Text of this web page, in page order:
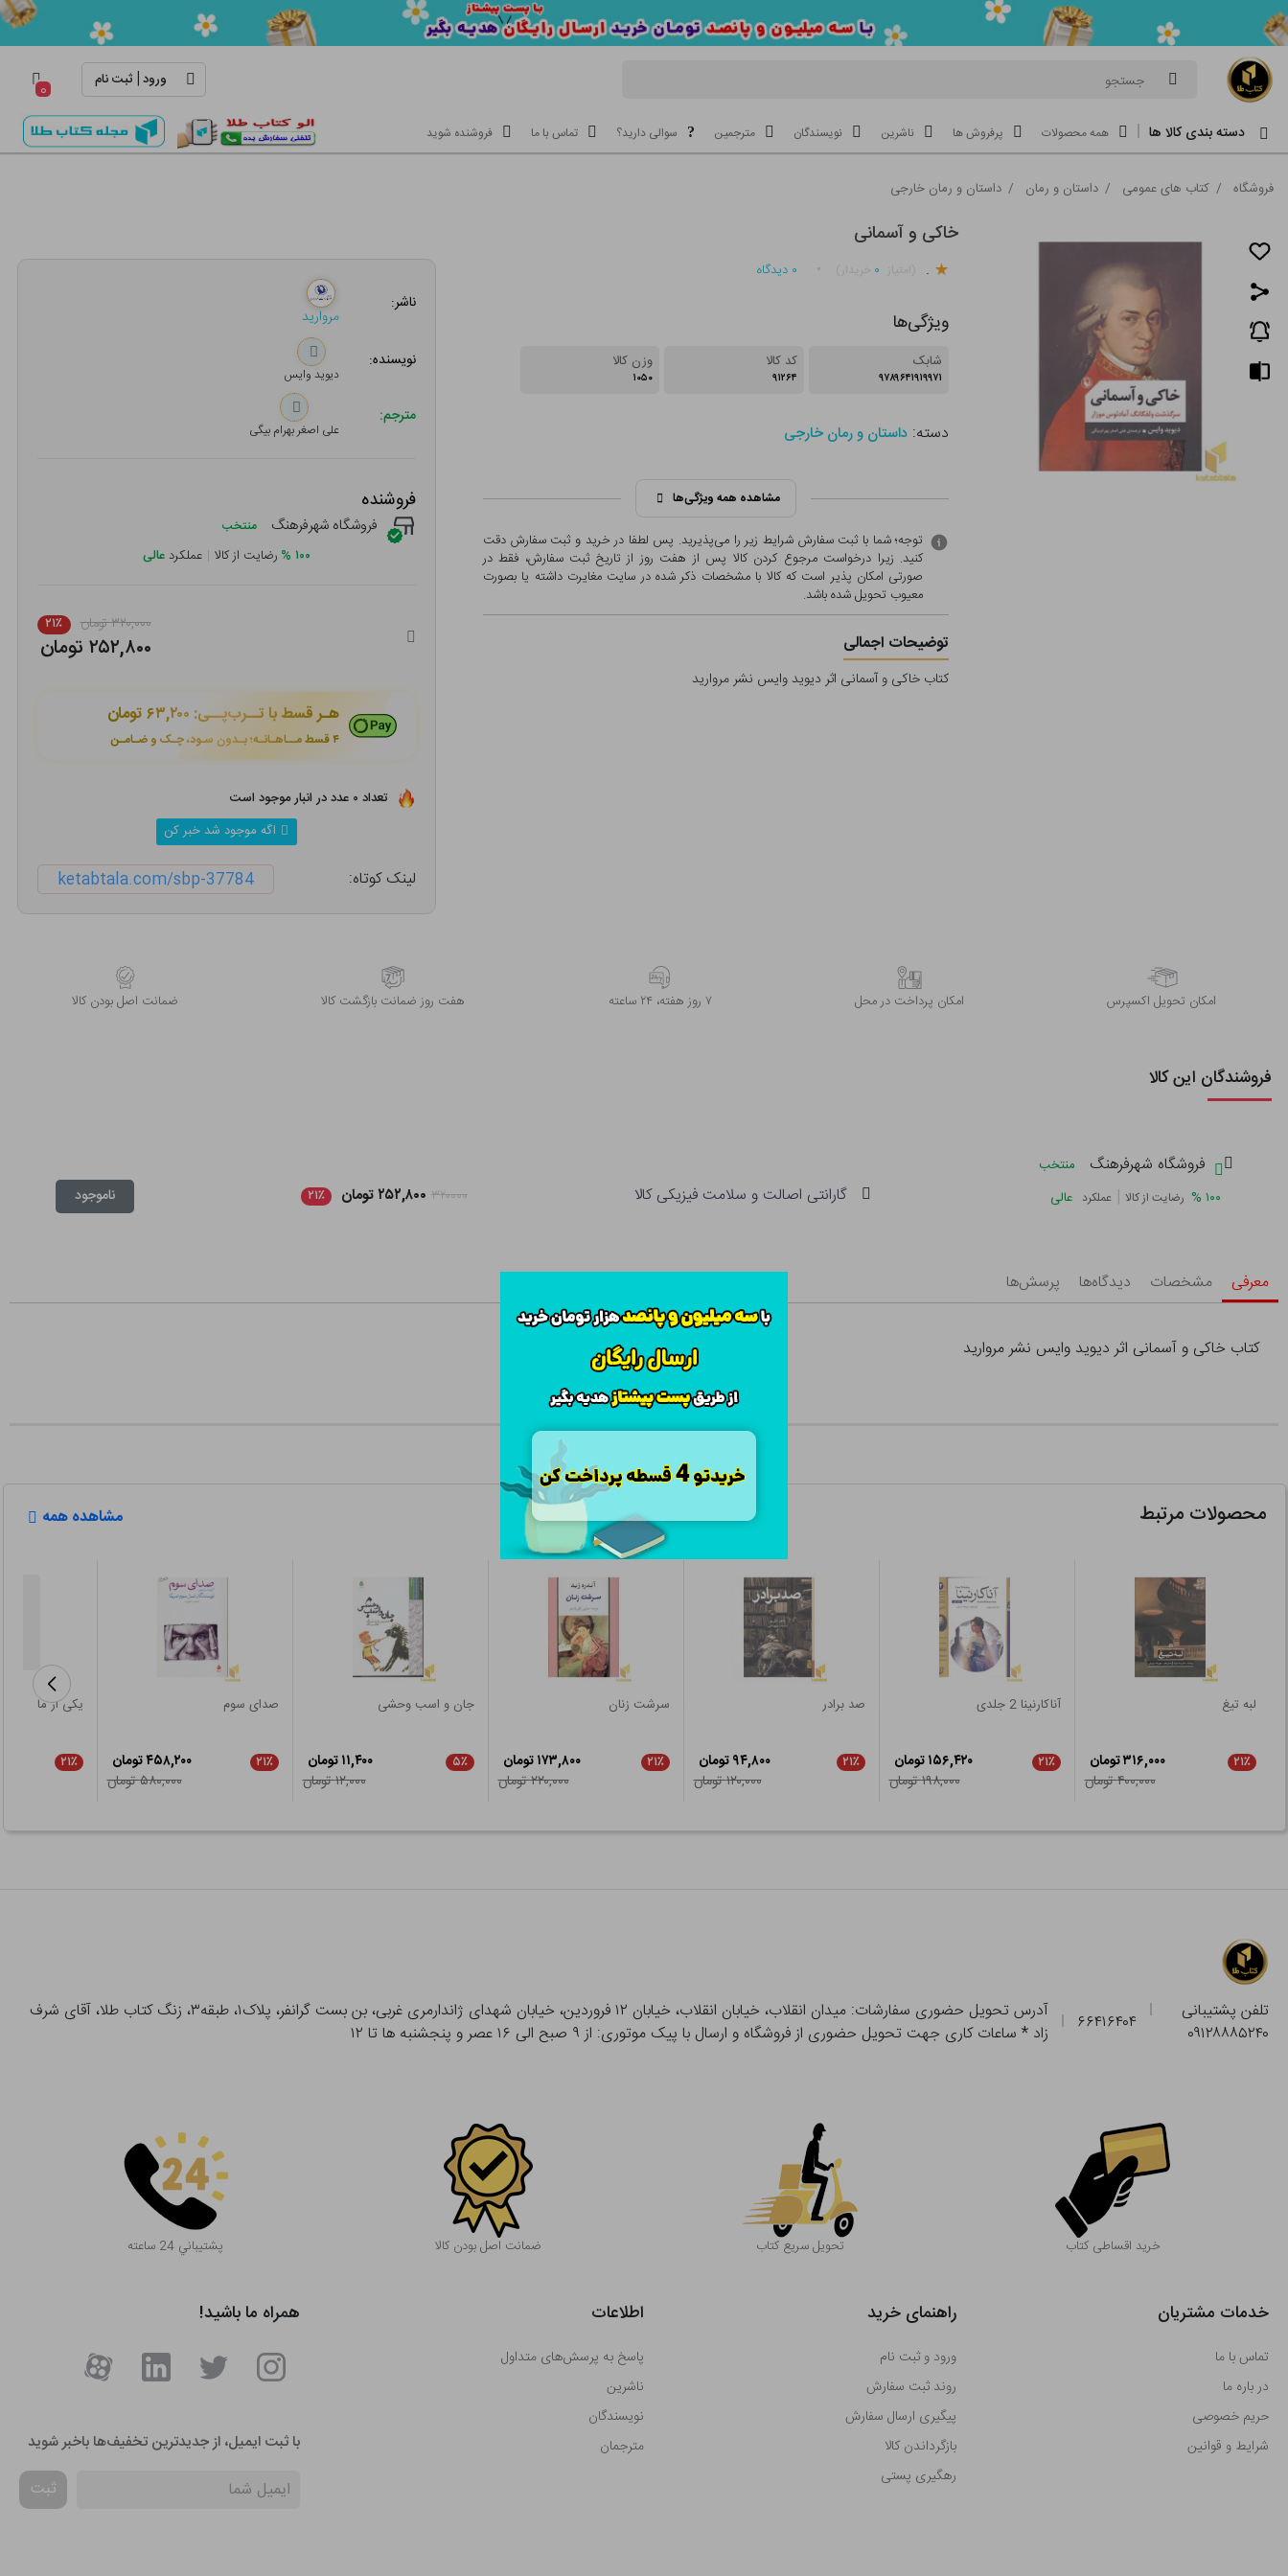
جستجو ورود| ثبت نام ۰
دسته بندی کالا ها همه محصولات پرفروش ها ناشرین نویسندگان مترجمین سوالی دارید؟ تماس با ما فروشنده شوید
فروشگاه / کتاب های عمومی / داستان و رمان / داستان و رمان خارجی
خاکی و آسمانی
. ۰ ۰ دیدگاه
ویژگی‌ها
شابک
۹۷۸۹۶۴۱۹۱۹۹۷۱
کد کالا
۹۱۲۶۴
وزن کالا
۱۰۵۰
دسته: داستان و رمان خارجی
مشاهده همه ویژگی‌ها
توجه؛ شما با ثبت سفارش شرایط زیر را می‌پذیرید. پس لطفا در خرید و ثبت سفارش دقت
کنید. زیرا درخواست مرجوع کردن کالا پس از هفت روز از تاریخ ثبت سفارش، فقط در
صورتی امکان پذیر است که کالا با مشخصات ذکر شده در سایت مغایرت داشته یا بصورت
معيوب تحویل شده باشد.
توضیحات اجمالی
کتاب خاکی و آسمانی اثر دیوید وایس نشر مروارید
ناشر:
مروارید
نویسنده:
دیوید وایس
مترجم:
علی اصغر بهرام بیگی
فروشنده
فروشگاه شهرفرهنگ منتخب
۱۰۰ % رضایت از کالا | عملکرد عالی
۳۲۰,۰۰۰ تومان ۲۱٪
۲۵۲,۸۰۰ تومان
هـر قسط با تــرب‌پــی: ۶۳,۲۰۰ تومان
۴ قسط مــاهـانـه؛ بـدون سـود، چـک و ضـامـن
تعداد ۰ عدد در انبار موجود است
اگه موجود شد خبر کن
لینک کوتاه: ketabtala.com/sbp-37784
اﻣﮑﺎن ﺗﺤﻮﯾﻞ اﮐﺴﭙﺮس امکان پرداخت در محل ۷ روز ﻫﻔﺘﻪ، ۲۴ ﺳﺎﻋﺘﻪ هفت روز ضمانت بازگشت کالا ﺿﻤﺎﻧﺖ اﺻﻞ ﺑﻮدن ﮐﺎﻟﺎ
فروشندگان این کالا
فروشگاه شهرفرهنگ
منتخب
۱۰۰ % رضایت از کالا | عملکرد عالی گارانتی اصالت و سلامت فیزیکی کالا ۳۲۰۰۰۰ ۲۵۲,۸۰۰ تومان ۲۱٪ ناموجود
معرفی مشخصات دیدگاه‌ها پرسش‌ها
کتاب خاکی و آسمانی اثر دیوید وایس نشر مروارید
محصولات مرتبط مشاهده همه
لبه تیغ
۲۱٪
۳۱۶,۰۰۰ تومان
۴۰۰,۰۰۰ تومان
آناکارنینا 2 جلدی
۲۱٪
۱۵۶,۴۲۰ تومان
۱۹۸,۰۰۰ تومان
صد برادر
۲۱٪
۹۴,۸۰۰ تومان
۱۲۰,۰۰۰ تومان
سرشت زنان
۲۱٪
۱۷۳,۸۰۰ تومان
۲۲۰,۰۰۰ تومان
جان و اسب وحشی
۵٪
۱۱,۴۰۰ تومان
۱۲,۰۰۰ تومان
صدای سوم
۲۱٪
۴۵۸,۲۰۰ تومان
۵۸۰,۰۰۰ تومان
یکی از ما
۲۱٪
تلفن پشتیبانی
۰۹۱۲۸۸۸۵۲۴۰
۶۶۴۱۶۴۰۴
آدرس تحویل حضوری سفارشات: میدان انقلاب، خیابان انقلاب، خیابان ۱۲ فروردین، خیابان شهدای ژاندارمری غربی، بن بست گرانفر، پلاک۱، طبقه۳، زنگ کتاب طلا، آقای شرف
زاد * ساعات کاری جهت تحویل حضوری از فروشگاه و ارسال با پیک موتوری: از ۹ صبح الی ۱۶ عصر و پنجشنبه ها تا ۱۲
خرید اقساطی کتاب تحویل سریع کتاب
بصورت حضوری از آدرس تحویل حضوری سفارش خود را بدون هیچ هزینه ای تحویل بگیرید.
ضمانت اصل بودن کالا پشتيباني 24 ساعته
خدمات مشتریان
تماس با ما
در باره ما
حریم خصوصی
شرایط و قوانین
راهنمای خرید
ورود و ثبت نام
روند ثبت سفارش
پیگیری ارسال سفارش
بازگرداندن کالا
رهگیری پستی
اطلاعات
پاسخ به پرسش‌های متداول
ناشرین
نویسندگان
مترجمان
همراه ما باشید!
با ثبت ایمیل، از جدید‌ترین تخفیف‌ها با‌خبر شوید
ثبت